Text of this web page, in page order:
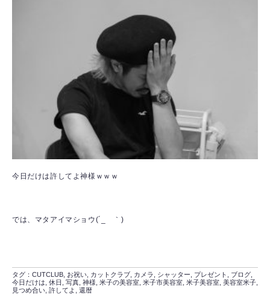
今日だけは許してよ神様ｗｗｗ
では、マタアイマショウ(´_ゝ｀)
タグ： CUTCLUB お祝い カットクラブ カメラ シャッター プレゼント ブログ
今日だけは 休日 写真 神様 米子の美容室 米子市美容室 米子美容室 美容室米子
見つめ合い 許してよ 還暦